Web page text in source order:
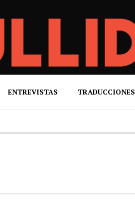
ENTREVISTAS TRADUCCIONES